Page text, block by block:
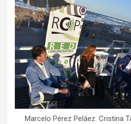
Marcelo Pérez Peláez. Cristina